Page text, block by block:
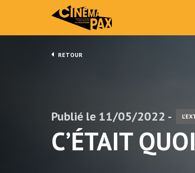
RETOUR
Publié le 11/05/2022 -
C’ÉTAIT